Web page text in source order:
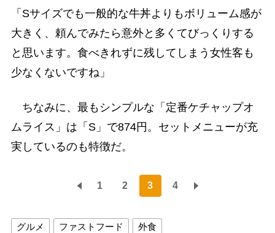
「Sサイズでも一般的な牛丼よりもボリューム感が
大きく、頼んでみたら意外と多くてびっくりする
と思います。食べきれずに残してしまう女性客も
少なくないですね」
ちなみに、最もシンプルな「定番ケチャップオ
ムライス」は「S」で874円。セットメニューが充
実しているのも特徴だ。
1 2 3 4
グルメ ファストフード 外食